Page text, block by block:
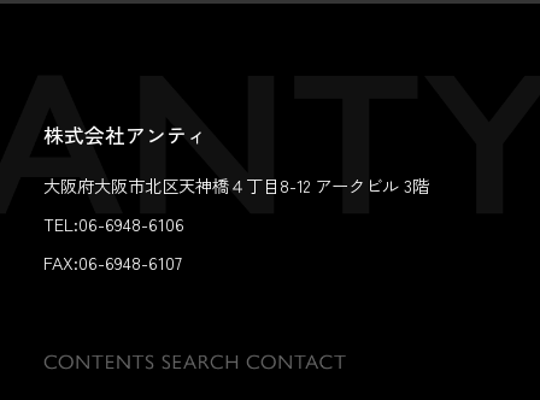
株式会社アンティ
大阪府大阪市北区天神橋４丁目8-12 アークビル 3階
TEL:06-6948-6106
FAX:06-6948-6107